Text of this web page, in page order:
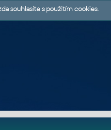
souhlasíte s použitím cookies.